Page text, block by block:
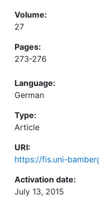
Volume:
27
Pages:
273-276
Language:
German
Type:
Article
URI:
https://fis.uni-
Activation date:
July 13, 2015